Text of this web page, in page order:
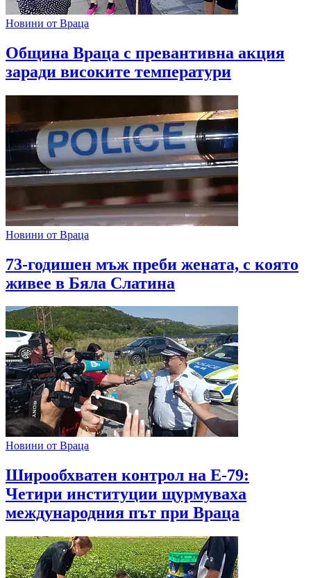
Новини от Враца
Община Враца с превантивна акция
заради високите температури
Новини от Враца
73-годишен мъж преби жената, с която
живее в Бяла Слатина
Новини от Враца
Широобхватен контрол на Е-79:
Четири институции щурмуваха
международния път при Враца